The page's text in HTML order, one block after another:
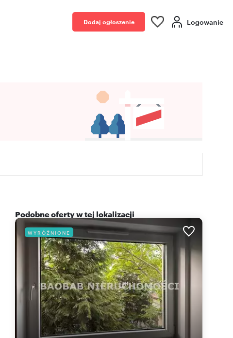
Dodaj ogłoszenie Logowanie
Podobne oferty w tej lokalizacji
WYRÓŻNIONE